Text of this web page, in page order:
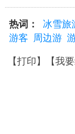
热词： 冰雪旅
游客
周边游
【打印】【我